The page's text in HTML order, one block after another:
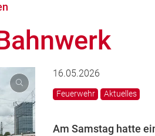
16.05.2026
Feuerwehr Aktuelles
Am Samstag hatte